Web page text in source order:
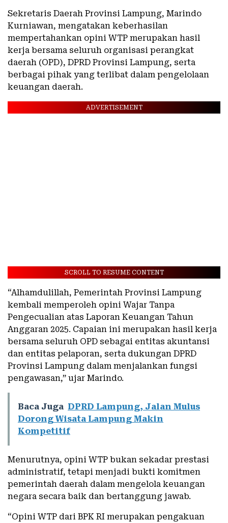
Sekretaris Daerah Provinsi Lampung, Marindo
Kurniawan, mengatakan keberhasilan
mempertahankan opini WTP merupakan hasil
kerja bersama seluruh organisasi perangkat
daerah (OPD), DPRD Provinsi Lampung, serta
berbagai pihak yang terlibat dalam pengelolaan
keuangan daerah.
ADVERTISEMENT
SCROLL TO RESUME CONTENT
“Alhamdulillah, Pemerintah Provinsi Lampung
kembali memperoleh opini Wajar Tanpa
Pengecualian atas Laporan Keuangan Tahun
Anggaran 2025. Capaian ini merupakan hasil kerja
bersama seluruh OPD sebagai entitas akuntansi
dan entitas pelaporan, serta dukungan DPRD
Provinsi Lampung dalam menjalankan fungsi
pengawasan,” ujar Marindo.
Baca Juga DPRD Lampung, Jalan Mulus
Dorong Wisata Lampung Makin
Kompetitif
Menurutnya, opini WTP bukan sekadar prestasi
administratif, tetapi menjadi bukti komitmen
pemerintah daerah dalam mengelola keuangan
negara secara baik dan bertanggung jawab.
“Opini WTP dari BPK RI merupakan pengakuan